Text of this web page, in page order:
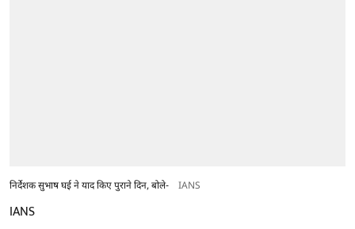
निर्देशक सुभाष घई ने याद किए पुराने दिन, बोले- IANS
IANS